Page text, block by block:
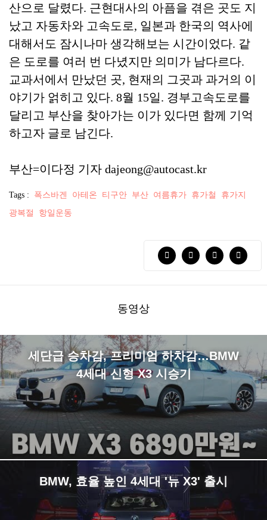
산으로 달렸다. 근현대사의 아픔을 겪은 곳도 지
났고 자동차와 고속도로, 일본과 한국의 역사에
대해서도 잠시나마 생각해보는 시간이었다. 같
은 도로를 여러 번 다녔지만 의미가 남다르다.
교과서에서 만났던 곳, 현재의 그곳과 과거의 이
야기가 얽히고 있다. 8월 15일. 경부고속도로를
달리고 부산을 찾아가는 이가 있다면 함께 기억
하고자 글로 남긴다.
부산=이다정 기자 dajeong@autocast.kr
Tags : 폭스바겐 아테온 티구안 부산 여름휴가 휴가철
휴가지
광복절
항일운동
동영상
세단급 승차감, 프리미엄 하차감…BMW
4세대 신형 X3 시승기
BMW, 효율 높인 4세대 '뉴 X3' 출시